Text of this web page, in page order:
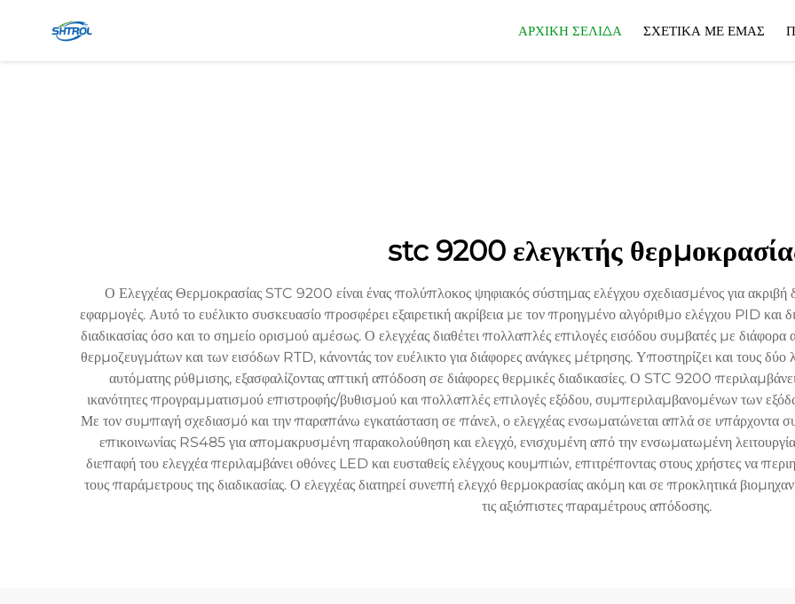
ΑΡΧΙΚΉ ΣΕΛΊΔΑ ΣΧΕΤΙΚΆ ΜΕ ΕΜΆΣ
stc 9200 ελεγκτής
Ο Ελεγχέας Θερμοκρασίας STC 9200 είναι ένας πολύπλοκος ψηφιακός σύστημας ελέγχου σχεδιασμένος για ακριβή
εφαρμογές. Αυτό το ευέλικτο συσκευασίο προσφέρει εξαιρετική ακρίβεια με τον προηγμένο αλγόριθμο ελέγχου PID και
διαδικασίας όσο και το σημείο ορισμού αμέσως. Ο ελεγχέας διαθέτει πολλαπλές επιλογές εισόδου συμβατές με
θερμοζευγμάτων και των εισόδων RTD, κάνοντάς τον ευέλικτο για διάφορες ανάγκες μέτρησης. Υποστηρίζει και τους δύο
αυτόματης ρύθμισης, εξασφαλίζοντας απτική απόδοση σε διάφορες θερμικές διαδικασίες. Ο STC 9200
ικανότητες προγραμματισμού επιστροφής/βυθισμού και πολλαπλές επιλογές εξόδου, συμπεριλαμβανομένων των
Με τον συμπαγή σχεδιασμό και την παραπάνω εγκατάσταση σε πάνελ, ο ελεγχέας ενσωματώνεται απλά σε υπάρχοντα
επικοινωνίας RS485 για απομακρυσμένη παρακολούθηση και ελεγχό, ενισχυμένη από την ενσωματωμένη
διεπαφή του ελεγχέα περιλαμβάνει οθόνες LED και ευσταθείς ελέγχους κουμπιών, επιτρέποντας στους χρήστες να
τους παράμετρους της διαδικασίας. Ο ελεγχέας διατηρεί συνεπή ελεγχό θερμοκρασίας ακόμη και σε προκλητικά
τις αξιόπιστες παραμέτρους απόδοσης.